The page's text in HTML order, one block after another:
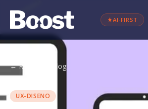
AI-FIRST
←Retour au blog
UX-DISENO